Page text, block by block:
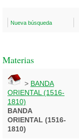
Nueva búsqueda
Materias
> BANDA
ORIENTAL (1516-
1810)
BANDA
ORIENTAL (1516-
1810)